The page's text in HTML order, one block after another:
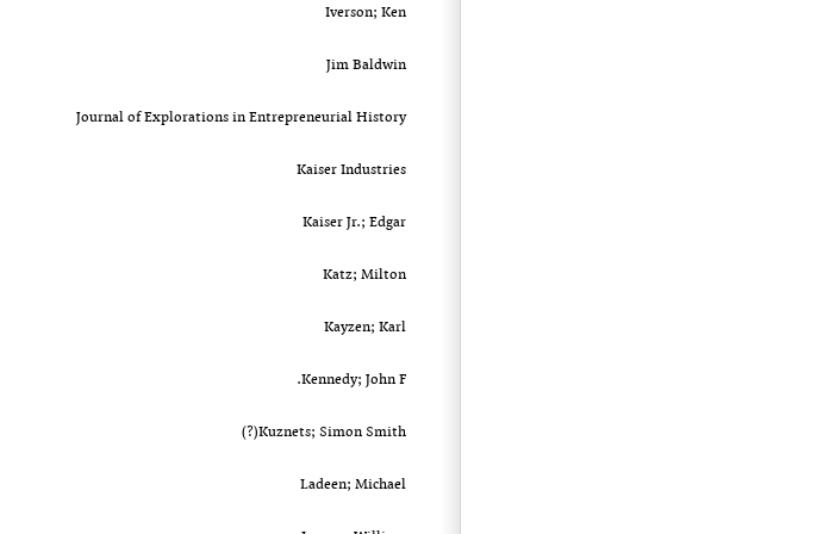
Iverson; Ken
Jim Baldwin
Journal of Explorations in Entrepreneurial History
Kaiser Industries
Kaiser Jr.; Edgar
Katz; Milton
Kayzen; Karl
Kennedy; John F.
Kuznets; Simon Smith(?)
Ladeen; Michael